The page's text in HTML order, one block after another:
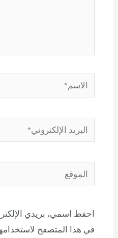
احفظ اسمي، بريدي
في هذا المتصفح